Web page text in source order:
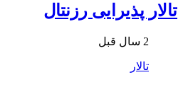
تالار پذیرایی رزنتال
2 سال قبل
تالار